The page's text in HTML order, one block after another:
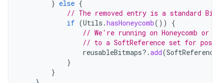
} else {
// The removed entry is a standard
if (Utils .hasHoneycomb())
{
// We're running on Honeycomb or
// to a SoftReference set for
reusableBitmaps?.add(SoftReference
}
}